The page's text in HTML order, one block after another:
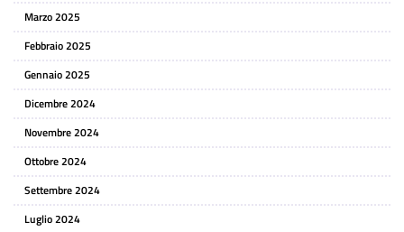
Marzo 2025
Febbraio 2025
Gennaio 2025
Dicembre 2024
Novembre 2024
Ottobre 2024
Settembre 2024
Luglio 2024